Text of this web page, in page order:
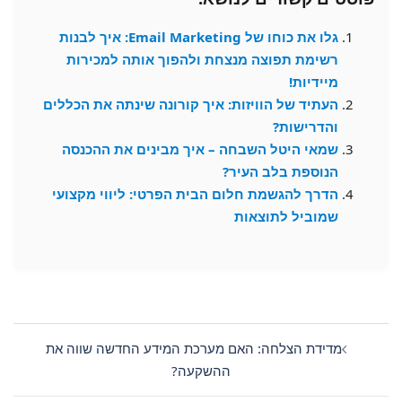
גלו את כוחו של Email Marketing: איך לבנות
רשימת תפוצה מנצחת ולהפוך אותה למכירות
מיידיות!
העתיד של הוויזות: איך קורונה שינתה את הכללים
והדרישות?
שמאי היטל השבחה – איך מבינים את ההכנסה
הנוספת בלב העיר?
הדרך להגשמת חלום הבית הפרטי: ליווי מקצועי
שמוביל לתוצאות
Post
navigationמדידת הצלחה: האם מערכת המידע החדשה שווה את
ההשקעה?